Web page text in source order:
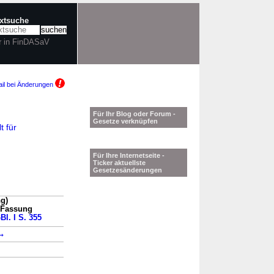
in FinDASaV
bei Änderungen
für
I S. 355
Für Ihr Blog oder Forum -
Gesetze verknüpfen
Für Ihre Internetseite -
Ticker aktuellste
Gesetzesänderungen